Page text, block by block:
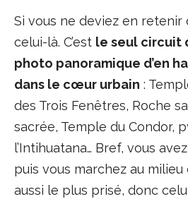
Si vous ne deviez en retenir
celui-là. C’est le seul circuit
photo panoramique d’en
dans le cœur urbain :
des Trois Fenêtres, Roche
sacrée, Temple du Condor,
l’Intihuatana… Bref, vous
puis vous marchez au milieu
aussi le plus prisé, donc